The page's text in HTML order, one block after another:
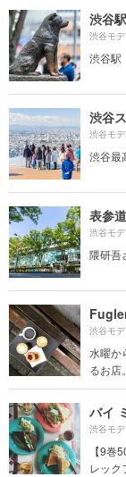
渋谷駅
渋谷モ
渋谷駅
渋谷
渋谷モ
渋谷最
表参
渋谷モ
隈研吾
渋谷モ
水曜か
るお店
バイ
渋谷モ
【9巻
レック